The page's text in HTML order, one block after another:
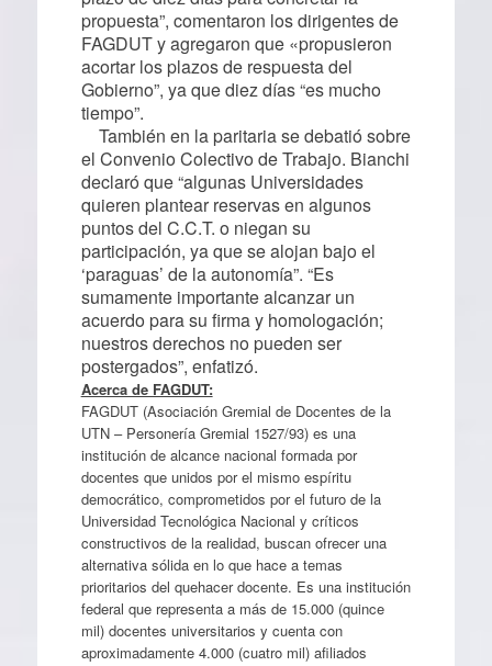
propuesta”, comentaron los dirigentes de
FAGDUT y agregaron que «propusieron
acortar los plazos de respuesta del
Gobierno”, ya que diez días “es mucho
tiempo”.
También en la paritaria se debatió sobre
el Convenio Colectivo de Trabajo. Bianchi
declaró que “algunas Universidades
quieren plantear reservas en algunos
puntos del C.C.T. o niegan su
participación, ya que se alojan bajo el
‘paraguas’ de la autonomía”. “Es
sumamente importante alcanzar un
acuerdo para su firma y homologación;
nuestros derechos no pueden ser
postergados”, enfatizó.
Acerca de FAGDUT:
FAGDUT (Asociación Gremial de Docentes de la
UTN – Personería Gremial 1527/93) es una
institución de alcance nacional formada por
docentes que unidos por el mismo espíritu
democrático, comprometidos por el futuro de la
Universidad Tecnológica Nacional y críticos
constructivos de la realidad, buscan ofrecer una
alternativa sólida en lo que hace a temas
prioritarios del quehacer docente. Es una institución
federal que representa a más de 15.000 (quince
mil) docentes universitarios y cuenta con
aproximadamente 4.000 (cuatro mil) afiliados